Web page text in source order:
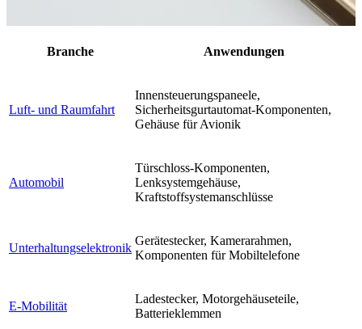
Branche Anwendungen
Luft- und Raumfahrt
Innensteuerungspaneele,
Sicherheitsgurtautomat-Komponenten,
Gehäuse für Avionik
Automobil
Türschloss-Komponenten,
Lenksystemgehäuse,
Kraftstoffsystemanschlüsse
Unterhaltungselektronik
Gerätestecker, Kamerarahmen,
Komponenten für Mobiltelefone
E-Mobilität
Ladestecker, Motorgehäuseteile,
Batterieklemmen